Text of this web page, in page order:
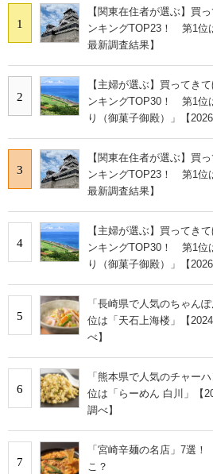
1
【関東在住者が選ぶ】買
ンキングTOP23！ 第1位
最新調査結果】
2
【主婦が選ぶ】買ってき
ンキングTOP30！ 第1位
り（御菓子御殿）」【
3
【関東在住者が選ぶ】買
ンキングTOP23！ 第1位
最新調査結果】
4
【主婦が選ぶ】買ってき
ンキングTOP30！ 第1位
り（御菓子御殿）」【
5
「長崎県で人気のちゃん
位は「天石上海楼」【
べ】
6
「熊本県で人気のチャー
位は「らーめん 白川」【
調べ】
7
「宮崎辛麺の名店」7選
こ？